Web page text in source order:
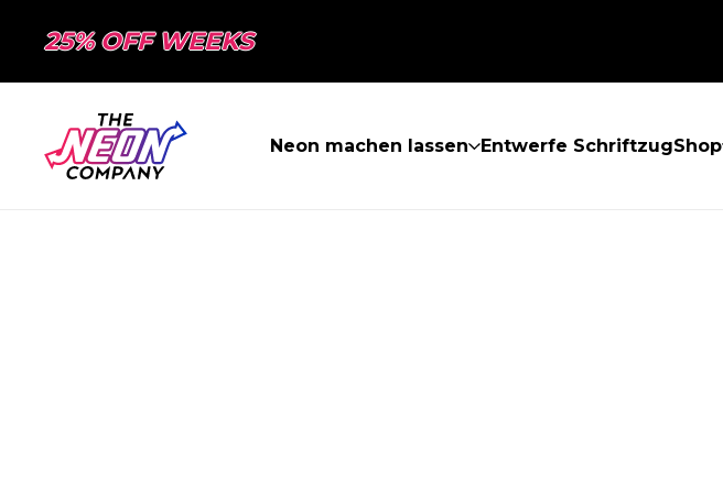
25% OFF WEEKS
Neon machen lassen Entwerfe SchriftzugShop